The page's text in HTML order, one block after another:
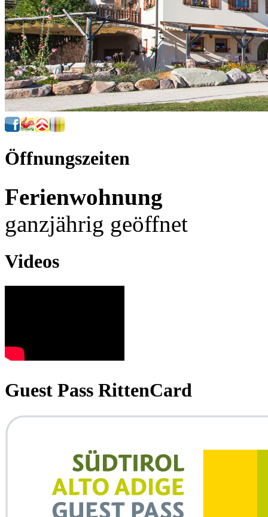
Öffnungszeiten
Ferienwohnung
ganzjährig geöffnet
Videos
Guest Pass RittenCard